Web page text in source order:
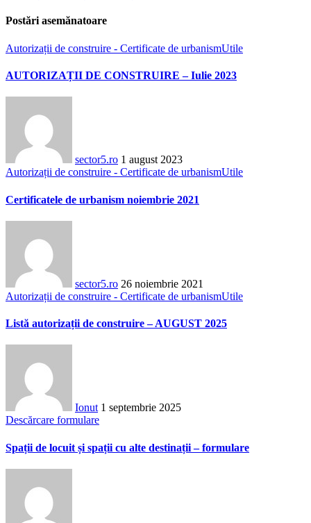
Postări asemănatoare
Autorizații de construire - Certificate de urbanismUtile
AUTORIZAȚII DE CONSTRUIRE – Iulie 2023
sector5.ro 1 august 2023
Autorizații de construire - Certificate de urbanismUtile
Certificatele de urbanism noiembrie 2021
sector5.ro 26 noiembrie 2021
Autorizații de construire - Certificate de urbanismUtile
Listă autorizații de construire – AUGUST 2025
Ionut 1 septembrie 2025
Descărcare formulare
Spații de locuit și spații cu alte destinații – formulare